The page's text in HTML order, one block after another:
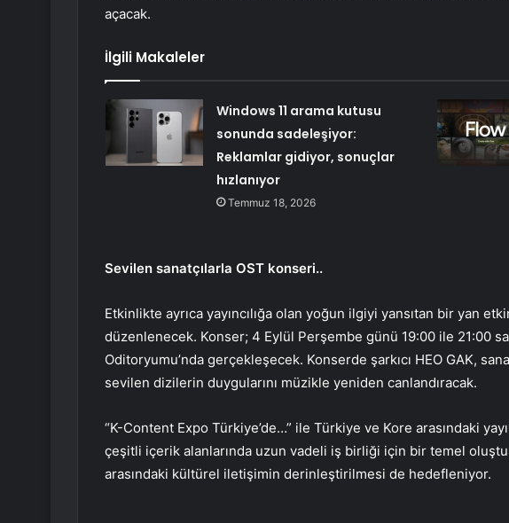
açacak.
İlgili Makaleler
Windows 11 arama kutusu
sonunda sadeleşiyor:
Reklamlar gidiyor, sonuçlar
hızlanıyor
Temmuz 18, 2026
Sevilen sanatçılarla OST konseri..
Etkinlikte ayrıca yayıncılığa olan yoğun ilgiyi yansıtan bir yan
düzenlenecek. Konser; 4 Eylül Perşembe günü 19:00 ile 21:00
Oditoryumu’nda gerçekleşecek. Konserde şarkıcı HEO GAK,
sevilen dizilerin duygularını müzikle yeniden canlandıracak.
“K-Content Expo Türkiye’de…” ile Türkiye ve Kore arasındaki
çeşitli içerik alanlarında uzun vadeli iş birliği için bir temel
arasındaki kültürel iletişimin derinleştirilmesi de hedefleniyor.